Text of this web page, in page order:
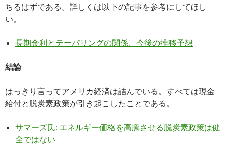
ちるはずである。詳しくは以下の記事を参考にしてほし
い。
長期金利とテーパリングの関係、今後の推移予想
結論
はっきり言ってアメリカ経済は詰んでいる。すべては現金
給付と脱炭素政策が引き起こしたことである。
サマーズ氏: エネルギー価格を高騰させる脱炭素政策は健
全ではない